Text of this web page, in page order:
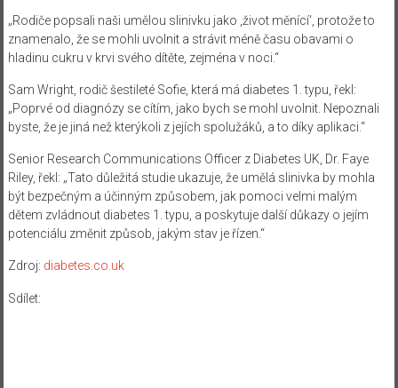
„Rodiče popsali naši umělou slinivku jako ‚život měnící‘, protože to
znamenalo, že se mohli uvolnit a strávit méně času obavami o
hladinu cukru v krvi svého dítěte, zejména v noci.“
Sam Wright, rodič šestileté Sofie, která má diabetes 1. typu, řekl:
„Poprvé od diagnózy se cítím, jako bych se mohl uvolnit. Nepoznali
byste, že je jiná než kterýkoli z jejích spolužáků, a to díky aplikaci.“
Senior Research Communications Officer z Diabetes UK, Dr. Faye
Riley, řekl: „Tato důležitá studie ukazuje, že umělá slinivka by mohla
být bezpečným a účinným způsobem, jak pomoci velmi malým
dětem zvládnout diabetes 1. typu, a poskytuje další důkazy o jejím
potenciálu změnit způsob, jakým stav je řízen.“
Zdroj: diabetes.co.uk
Sdílet: